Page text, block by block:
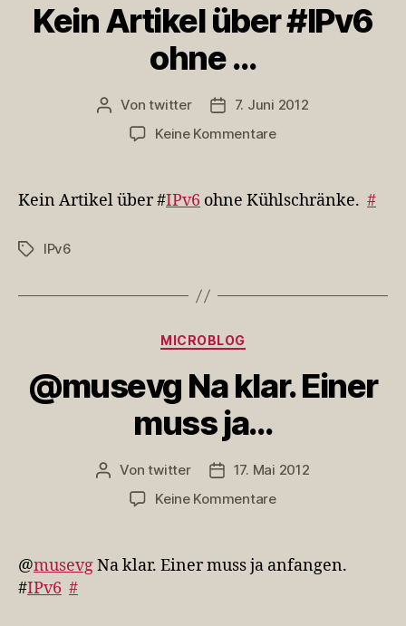
Kein Artikel über #IPv6
ohne …
Beitragsautor
Vontwitter Veröffentlichungsdatum
7. Juni 2012
Keine Kommentarezu
über
Kein Artikel über #IPv6 ohne Kühlschränke. #
Schlagwörter
IPv6
Kategorien
MICROBLOG
@musevg Na klar. Einer
muss ja…
Beitragsautor
Vontwitter Veröffentlichungsdatum
17. Mai 2012
Keine Kommentarezu
klar.
@musevgNa klar. Einer muss ja anfangen.
#IPv6 #